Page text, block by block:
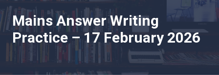
Mains Answer Writing
Practice – 17 February 2026